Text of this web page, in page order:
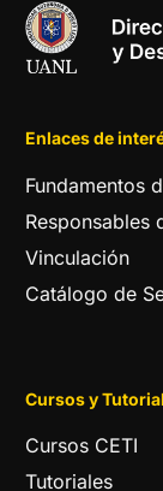
Enlaces de
Fundamentos
Responsables
Vinculación
Catálogo de
Cursos y
Cursos CETI
Tutoriales